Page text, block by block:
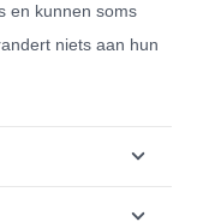
en kunnen soms
niets aan hun